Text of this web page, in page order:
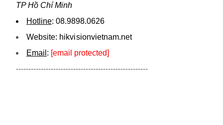
TP Hồ Chí Minh
Hotline: 08.9898.0626
Website: hikvi sionvietnam.net
Email : [email protected]
-----------------------------------------------------